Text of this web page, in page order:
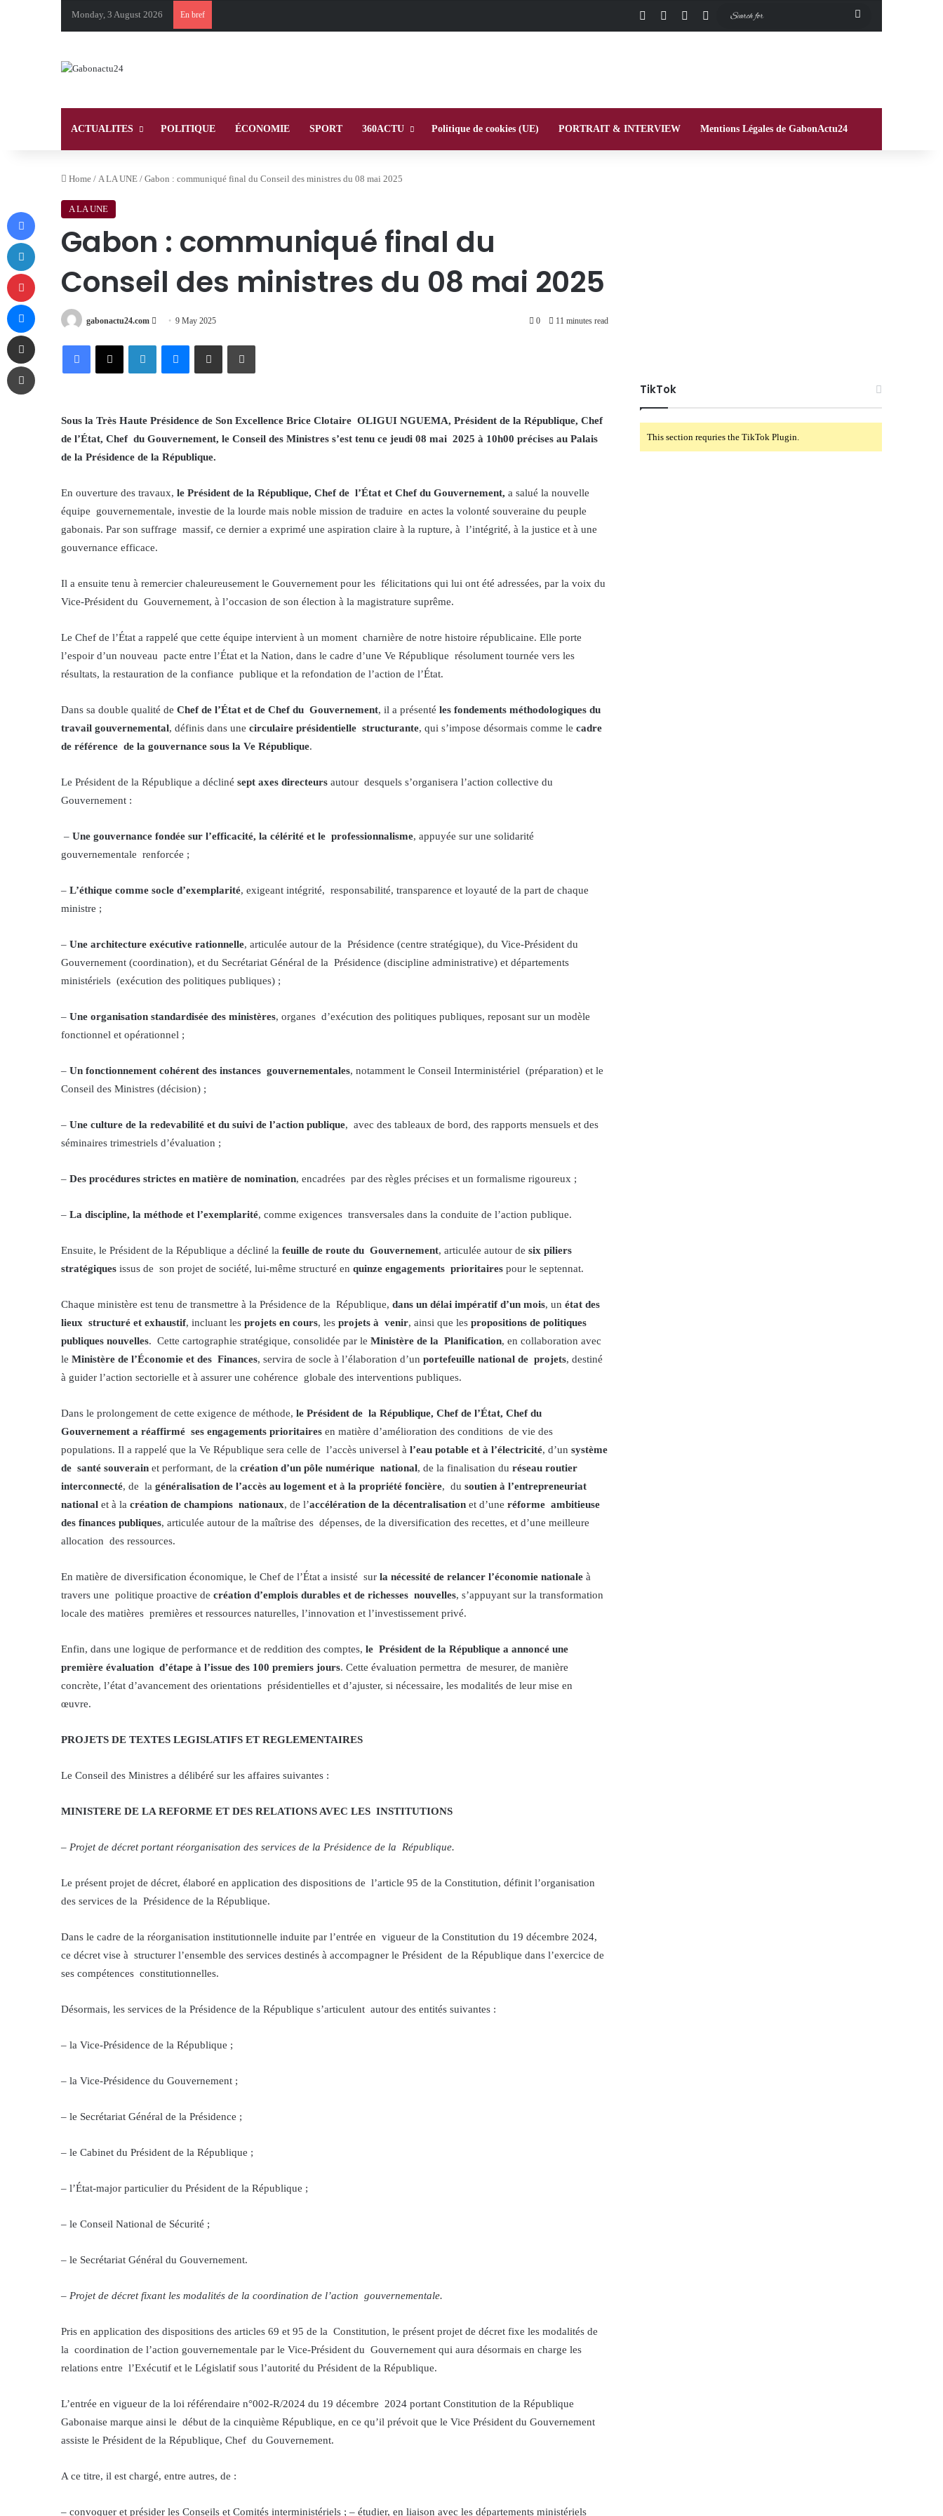
Monday, 3 August 2026 En bref Facebook InstagramSwitch skin
ACTUALITES POLITIQUE ÉCONOMIE SPORT 360ACTU Politique de cookies (UE) PORTRAIT & INTERVIEW Mentions Légales de GabonActu24
Home / A LA UNE / Gabon : communiqué final du Conseil des ministres du 08 mai 2025
A LA UNE
Gabon : communiqué final du
Conseil des ministres du 08 mai 2025
gabonactu24.com
Send 9 May 2025 0 11 minutes read
FacebookX LinkedInMessengerShare via Email Print
Sous la Très Haute Présidence de Son Excellence Brice Clotaire OLIGUI NGUEMA, Président de la République, Chef
de l’État, Chef du Gouvernement, le Conseil des Ministres s’est tenu ce jeudi 08 mai 2025 à 10h00 précises au Palais
de la Présidence de la République.
En ouverture des travaux, le Président de la République, Chef de l’État et Chef du Gouvernement, a salué la nouvelle
équipe gouvernementale, investie de la lourde mais noble mission de traduire en actes la volonté souveraine du peuple
gabonais. Par son suffrage massif, ce dernier a exprimé une aspiration claire à la rupture, à l’intégrité, à la justice et à une
gouvernance efficace.
Il a ensuite tenu à remercier chaleureusement le Gouvernement pour les félicitations qui lui ont été adressées, par la voix du
Vice-Président du Gouvernement, à l’occasion de son élection à la magistrature suprême.
Le Chef de l’État a rappelé que cette équipe intervient à un moment charnière de notre histoire républicaine. Elle porte
l’espoir d’un nouveau pacte entre l’État et la Nation, dans le cadre d’une Ve République résolument tournée vers les
résultats, la restauration de la confiance publique et la refondation de l’action de l’État.
Dans sa double qualité de Chef de l’État et de Chef du Gouvernement, il a présenté les fondements méthodologiques du
travail gouvernemental, définis dans une circulaire présidentielle structurante, qui s’impose désormais comme le cadre
de référence de la gouvernance sous la Ve République.
Le Président de la République a décliné sept axes directeurs autour desquels s’organisera l’action collective du
Gouvernement :
– Une gouvernance fondée sur l’efficacité, la célérité et le professionnalisme, appuyée sur une solidarité
gouvernementale renforcée ;
– L’éthique comme socle d’exemplarité, exigeant intégrité, responsabilité, transparence et loyauté de la part de chaque
ministre ;
– Une architecture exécutive rationnelle, articulée autour de la Présidence (centre stratégique), du Vice-Président du
Gouvernement (coordination), et du Secrétariat Général de la Présidence (discipline administrative) et départements
ministériels (exécution des politiques publiques) ;
– Une organisation standardisée des ministères, organes d’exécution des politiques publiques, reposant sur un modèle
fonctionnel et opérationnel ;
– Un fonctionnement cohérent des instances gouvernementales, notamment le Conseil Interministériel (préparation) et le
Conseil des Ministres (décision) ;
– Une culture de la redevabilité et du suivi de l’action publique, avec des tableaux de bord, des rapports mensuels et des
séminaires trimestriels d’évaluation ;
– Des procédures strictes en matière de nomination, encadrées par des règles précises et un formalisme rigoureux ;
– La discipline, la méthode et l’exemplarité, comme exigences transversales dans la conduite de l’action publique.
Ensuite, le Président de la République a décliné la feuille de route du Gouvernement, articulée autour de six piliers
stratégiques issus de son projet de société, lui-même structuré en quinze engagements prioritaires pour le septennat.
Chaque ministère est tenu de transmettre à la Présidence de la République, dans un délai impératif d’un mois, un état des
lieux structuré et exhaustif, incluant les projets en cours, les projets à venir, ainsi que les propositions de politiques
publiques nouvelles. Cette cartographie stratégique, consolidée par le Ministère de la Planification, en collaboration avec
le Ministère de l’Économie et des Finances, servira de socle à l’élaboration d’un portefeuille national de projets, destiné
à guider l’action sectorielle et à assurer une cohérence globale des interventions publiques.
Dans le prolongement de cette exigence de méthode, le Président de la République, Chef de l’État, Chef du
Gouvernement a réaffirmé ses engagements prioritaires en matière d’amélioration des conditions de vie des
populations. Il a rappelé que la Ve République sera celle de l’accès universel à l’eau potable et à l’électricité, d’un système
de santé souverain et performant, de la création d’un pôle numérique national, de la finalisation du réseau routier
interconnecté, de la généralisation de l’accès au logement et à la propriété foncière, du soutien à l’entrepreneuriat
national et à la création de champions nationaux, de l’accélération de la décentralisation et d’une réforme ambitieuse
des finances publiques, articulée autour de la maîtrise des dépenses, de la diversification des recettes, et d’une meilleure
allocation des ressources.
En matière de diversification économique, le Chef de l’État a insisté sur la nécessité de relancer l’économie nationale à
travers une politique proactive de création d’emplois durables et de richesses nouvelles, s’appuyant sur la transformation
locale des matières premières et ressources naturelles, l’innovation et l’investissement privé.
Enfin, dans une logique de performance et de reddition des comptes, le Président de la République a annoncé une
première évaluation d’étape à l’issue des 100 premiers jours. Cette évaluation permettra de mesurer, de manière
concrète, l’état d’avancement des orientations présidentielles et d’ajuster, si nécessaire, les modalités de leur mise en
œuvre.
PROJETS DE TEXTES LEGISLATIFS ET REGLEMENTAIRES
Le Conseil des Ministres a délibéré sur les affaires suivantes :
MINISTERE DE LA REFORME ET DES RELATIONS AVEC LES INSTITUTIONS
– Projet de décret portant réorganisation des services de la Présidence de la République.
Le présent projet de décret, élaboré en application des dispositions de l’article 95 de la Constitution, définit l’organisation
des services de la Présidence de la République.
Dans le cadre de la réorganisation institutionnelle induite par l’entrée en vigueur de la Constitution du 19 décembre 2024,
ce décret vise à structurer l’ensemble des services destinés à accompagner le Président de la République dans l’exercice de
ses compétences constitutionnelles.
Désormais, les services de la Présidence de la République s’articulent autour des entités suivantes :
– la Vice-Présidence de la République ;
– la Vice-Présidence du Gouvernement ;
– le Secrétariat Général de la Présidence ;
– le Cabinet du Président de la République ;
– l’État-major particulier du Président de la République ;
– le Conseil National de Sécurité ;
– le Secrétariat Général du Gouvernement.
– Projet de décret fixant les modalités de la coordination de l’action gouvernementale.
Pris en application des dispositions des articles 69 et 95 de la Constitution, le présent projet de décret fixe les modalités de
la coordination de l’action gouvernementale par le Vice-Président du Gouvernement qui aura désormais en charge les
relations entre l’Exécutif et le Législatif sous l’autorité du Président de la République.
L’entrée en vigueur de la loi référendaire n°002-R/2024 du 19 décembre 2024 portant Constitution de la République
Gabonaise marque ainsi le début de la cinquième République, en ce qu’il prévoit que le Vice Président du Gouvernement
assiste le Président de la République, Chef du Gouvernement.
A ce titre, il est chargé, entre autres, de :
– convoquer et présider les Conseils et Comités interministériels ; – étudier, en liaison avec les départements ministériels
TikTok
This section requries the TikTok Plugin.
Facebook
LinkedIn
Pinterest